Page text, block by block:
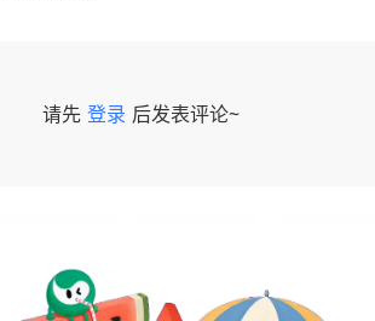
请先 登录 后发表评论~